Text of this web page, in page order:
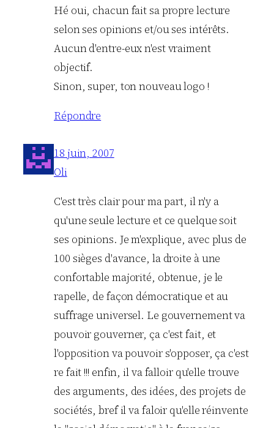
Hé oui, chacun fait sa propre lecture
selon ses opinions et/ou ses intérêts.
Aucun d'entre-eux n'est vraiment
objectif.
Sinon, super, ton nouveau logo !
Répondre
18 juin, 2007
Oli
C'est très clair pour ma part, il n'y a
qu'une seule lecture et ce quelque soit
ses opinions. Je m'explique, avec plus de
100 sièges d'avance, la droite à une
confortable majorité, obtenue, je le
rapelle, de façon démocratique et au
suffrage universel. Le gouvernement va
pouvoir gouverner, ça c'est fait, et
l'opposition va pouvoir s'opposer, ça c'est
re fait !!! enfin, il va falloir qu'elle trouve
des arguments, des idées, des projets de
sociétés, bref il va faloir qu'elle réinvente